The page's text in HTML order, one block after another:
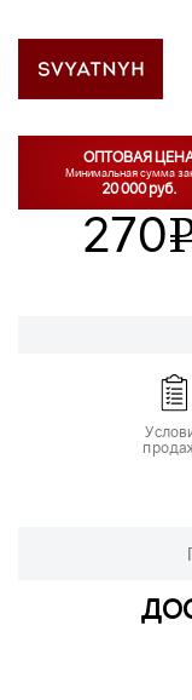
ОПТОВАЯ
Минимальная сумма
20 000 руб.
270